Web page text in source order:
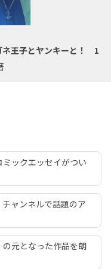
ネ王子とヤンキーと！ 1
ックエッセイがつい
ャンネルで話題のア
元となった作品を朗